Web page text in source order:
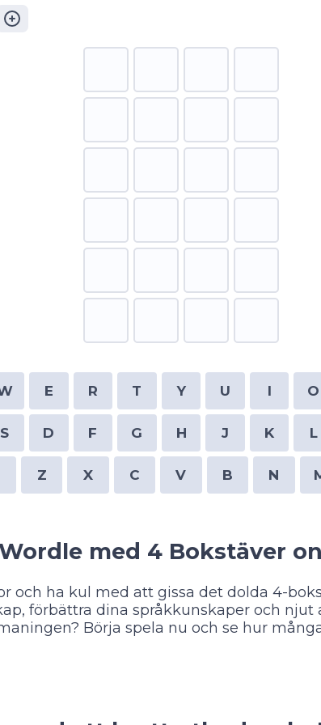
E R T Y U I O
S D F G H J K L
Z X C V B N
med 4 Bokstäver
och ha kul med att gissa det dolda 4-
förbättra dina språkkunskaper och
Börja spela nu och se hur